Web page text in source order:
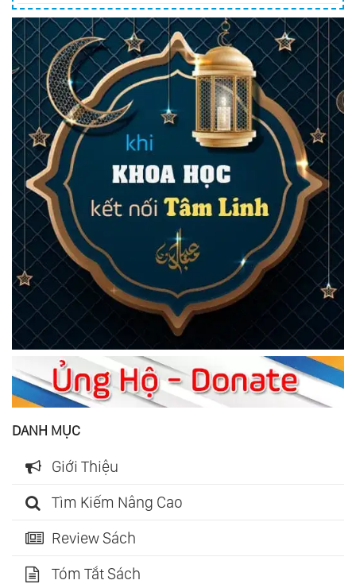
DANH MỤC
Giới Thiệu
Tìm Kiếm Nâng Cao
Review Sách
Tóm Tắt Sách